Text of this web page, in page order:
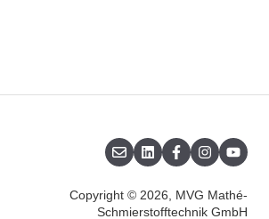
Copyright © 2026, MVG Mathé-
Schmierstofftechnik GmbH